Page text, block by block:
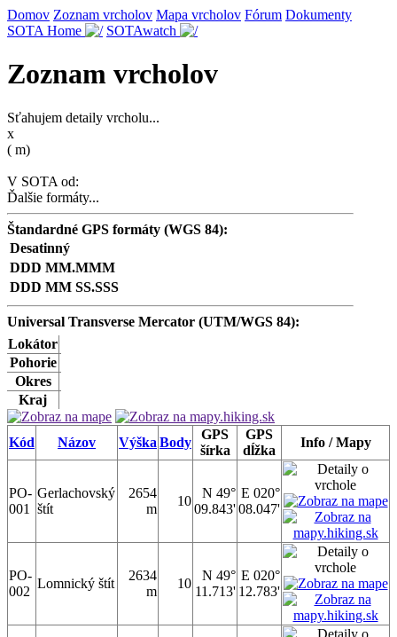
Domov Zoznam vrcholov Mapa vrcholov Fórum Dokumenty
SOTA Home
SOTAwatch
Zoznam vrcholov
Sťahujem detaily vrcholu...
x
( m)
V SOTA od:
Ďalšie formáty...
Štandardné GPS formáty (WGS 84):
Desatinný
DDD MM.MMM
DDD MM SS.SSS
Universal Transverse Mercator (UTM/WGS 84):
Lokátor
Pohorie
Okres
Kraj
Kód Názov Výška Body
GPS
šírka
GPS
dĺžka
Info / Mapy
PO-
001
Gerlachovský
štít
2654
m
10
N 49°
09.843'
E 020°
08.047'
PO-
002
Lomnický štít
2634
m
10
N 49°
11.713'
E 020°
12.783'